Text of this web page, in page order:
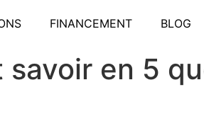
FINANCEMENT BLOG
en 5